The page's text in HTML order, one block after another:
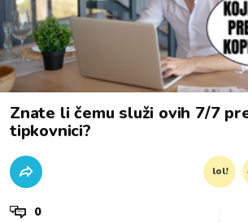
Znate li čemu služi ovih 7/7
tipkovnici?
lol!
0